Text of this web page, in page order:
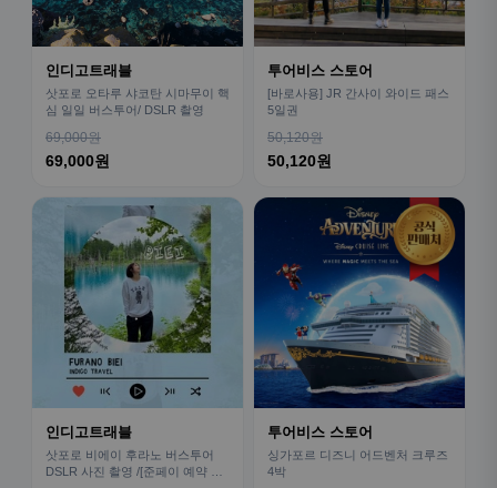
인디고트래블
삿포로 오타루 샤코탄 시마무이 핵
심 일일 버스투어/ DSLR 촬영
69,000원
69,000원
투어비스 스토어
[바로사용] JR 간사이 와이드 패스
5일권
50,120원
50,120원
인디고트래블
삿포로 비에이 후라노 버스투어
DSLR 사진 촬영 /[준페이 예약 식
투어비스 스토어
싱가포르 디즈니 어드벤처 크루즈
4박